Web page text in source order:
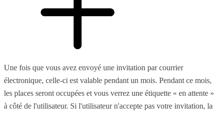
Une fois que vous avez envoyé une invitation par courrier
électronique, celle-ci est valable pendant un mois. Pendant ce mois,
les places seront occupées et vous verrez une étiquette « en attente »
à côté de l'utilisateur. Si l'utilisateur n'accepte pas votre invitation, la